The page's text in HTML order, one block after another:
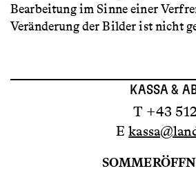
Bearbeitung im Sinne einer
Veränderung der Bilder ist nicht
KASSA &
T +43
E